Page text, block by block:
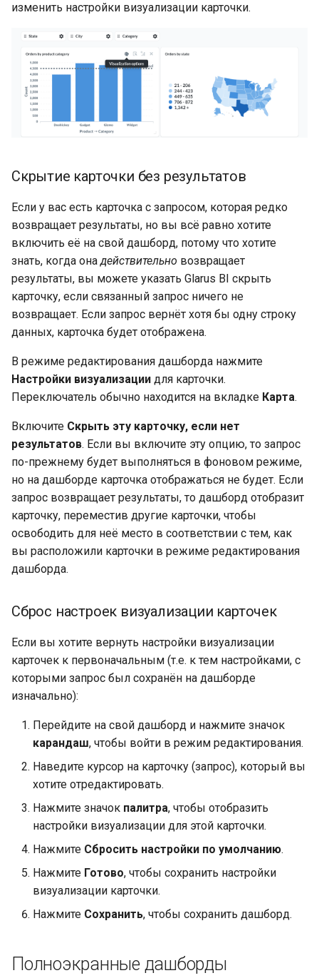
изменить настройки визуализации карточки.
Скрытие карточки без результатов
Если у вас есть карточка с запросом, которая редко
возвращает результаты, но вы всё равно хотите
включить её на свой дашборд, потому что хотите
знать, когда онадействительно возвращает
результаты, вы можете указать Glarus BI скрыть
карточку, если связанный запрос ничего не
возвращает. Если запрос вернёт хотя бы одну строку
данных, карточка будет отображена.
В режиме редактирования дашборда нажмите
Настройки визуализации для карточки.
Переключатель обычно находится на вкладке Карта.
Включите Скрыть эту карточку, если нет
результатов. Если вы включите эту опцию, то запрос
по-прежнему будет выполняться в фоновом режиме,
но на дашборде карточка отображаться не будет. Если
запрос возвращает результаты, то дашборд отобразит
карточку, переместив другие карточки, чтобы
освободить для неё место в соответствии с тем, как
вы расположили карточки в режиме редактирования
дашборда.
Сброс настроек визуализации карточек
Если вы хотите вернуть настройки визуализации
карточек к первоначальным (т.е. к тем настройками, с
которыми запрос был сохранён на дашборде
изначально):
Перейдите на свой дашборд и нажмите значок
карандаш, чтобы войти в режим редактирования.
Наведите курсор на карточку (запрос), который вы
хотите отредактировать.
Нажмите значок палитра, чтобы отобразить
настройки визуализации для этой карточки.
Нажмите Сбросить настройки по умолчанию.
Нажмите Готово, чтобы сохранить настройки
визуализации карточки.
Нажмите Сохранить, чтобы сохранить дашборд.
Полноэкранные дашборды